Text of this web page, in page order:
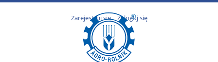
Zarejestruj się Zaloguj się